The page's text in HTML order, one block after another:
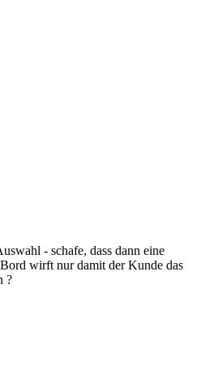
- schafe, dass dann eine
wirft nur damit der Kunde das
?